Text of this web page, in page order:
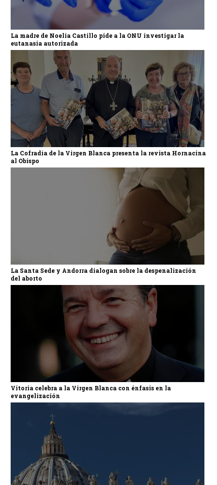
La madre de Noelia Castillo pide a la ONU investigar la
eutanasia autorizada
La Cofradía de la Virgen Blanca presenta la revista Hornacina
al Obispo
La Santa Sede y Andorra dialogan sobre la despenalización
del aborto
Vitoria celebra a la Virgen Blanca con énfasis en la
evangelización